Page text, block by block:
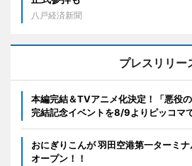
八戸経済新聞
プレスリリー
本編完結＆TVアニメ化決定！「悪役
完結記念イベントを8/9よりピッコマ
おにぎりこんが 羽田空港第一ターミ
オープン！！